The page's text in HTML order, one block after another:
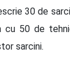
30 de
cu 50 de
sarcini.